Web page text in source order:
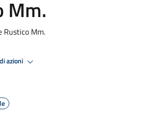
Mm.
Rustico Mm.
azioni